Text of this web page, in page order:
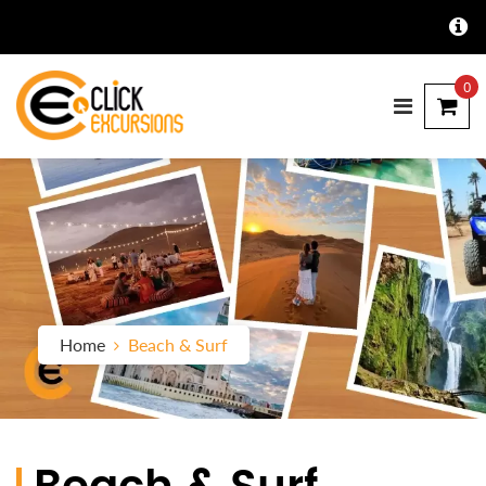
0
Home Beach & Surf